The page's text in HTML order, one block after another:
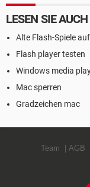
LESEN SIE AUCH
Alte Flash-Spiele
Flash player testen
Windows media
Mac sperren
Gradzeichen mac
Team AGB